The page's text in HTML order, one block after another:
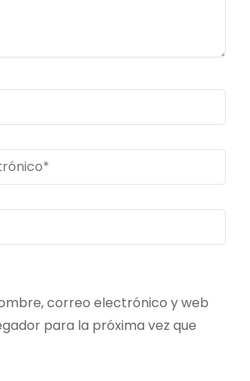
correo electrónico y web
para la próxima vez que